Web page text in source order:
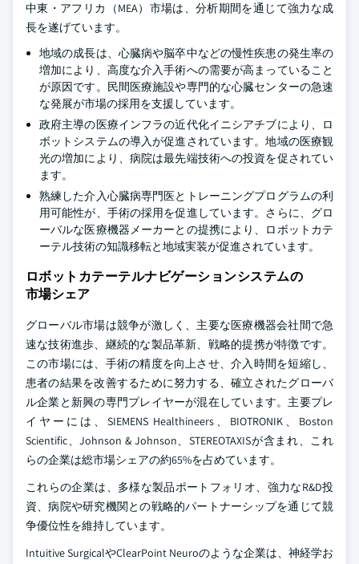
中東・アフリカ（MEA）市場は、分析期間を通じて強力な成
長を遂げています。
地域の成長は、心臓病や脳卒中などの慢性疾患の発生率の
増加により、高度な介入手術への需要が高まっていること
が原因です。民間医療施設や専門的な心臓センターの急速
な発展が市場の採用を支援しています。
政府主導の医療インフラの近代化イニシアチブにより、ロ
ボットシステムの導入が促進されています。地域の医療観
光の増加により、病院は最先端技術への投資を促されてい
ます。
熟練した介入心臓病専門医とトレーニングプログラムの利
用可能性が、手術の採用を促進しています。さらに、グロ
ーバルな医療機器メーカーとの提携により、ロボットカテ
ーテル技術の知識移転と地域実装が促進されています。
ロボットカテーテルナビゲーションシステムの
市場シェア
グローバル市場は競争が激しく、主要な医療機器会社間で急
速な技術進歩、継続的な製品革新、戦略的提携が特徴です。
この市場には、手術の精度を向上させ、介入時間を短縮し、
患者の結果を改善するために努力する、確立されたグローバ
ル企業と新興の専門プレイヤーが混在しています。主要プレ
イヤーには、SIEMENS Healthineers、BIOTRONIK、Boston
Scientific、Johnson & Johnson、STEREOTAXISが含まれ、これ
らの企業は総市場シェアの約65%を占めています。
これらの企業は、多様な製品ポートフォリオ、強力なR&D投
資、病院や研究機関との戦略的パートナーシップを通じて競
争優位性を維持しています。
Intuitive SurgicalやClearPoint Neuroのような企業は、神経学お